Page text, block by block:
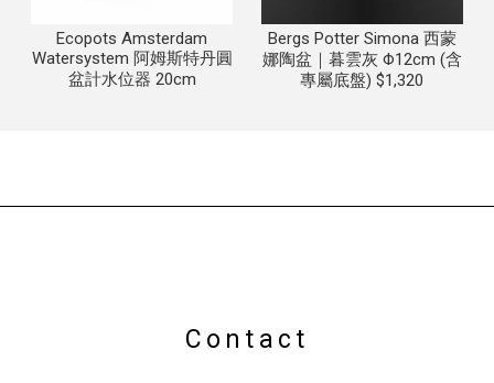
Ecopots Amsterdam
Watersystem 阿姆斯特丹圓
盆計水位器 20cm
Bergs Potter Simona 西蒙
娜陶盆｜暮雲灰 Φ12cm (含
專屬底盤) $1,320
Contact